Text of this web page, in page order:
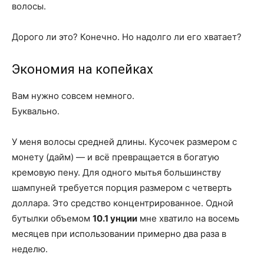
волосы.
Дорого ли это? Конечно. Но надолго ли его хватает?
Экономия на копейках
Вам нужно совсем немного.
Буквально.
У меня волосы средней длины. Кусочек размером с
монету (дайм) — и всё превращается в богатую
кремовую пену. Для одного мытья большинству
шампуней требуется порция размером с четверть
доллара. Это средство концентрированное. Одной
бутылки объемом 10.1 унции мне хватило на восемь
месяцев при использовании примерно два раза в
неделю.